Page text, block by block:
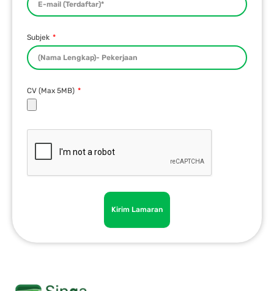
Subjek
CV (Max 5MB)
Kirim Lamaran